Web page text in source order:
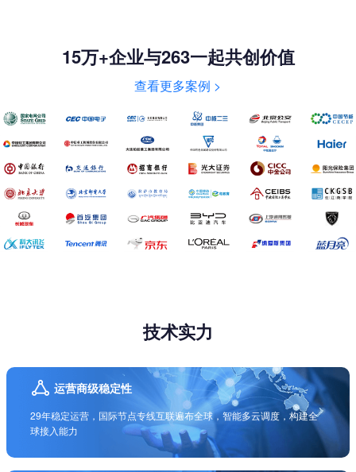
15万+企业与263一起共创价值
查看更多案例 >
技术实力
运营商级稳定性
29年稳定运营，国际节点专线互联遍布全球，智能多云调度，构建全
球接入能力